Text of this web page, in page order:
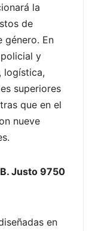
la
de
género. En
y
logística,
superiores
que en el
nueve
Justo 9750
en